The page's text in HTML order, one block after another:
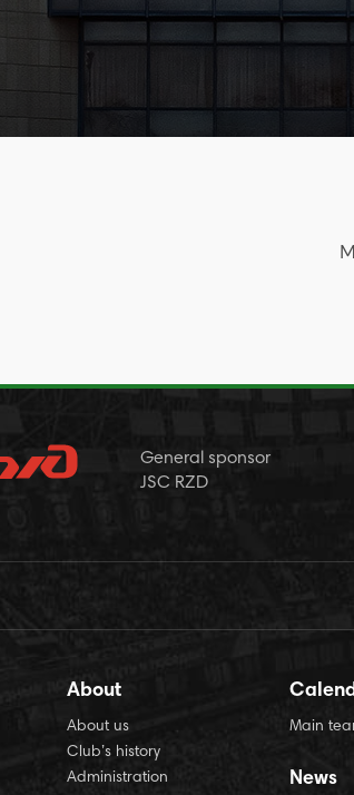
General sponsor
JSC RZD
About
About us
Club’s history
Administration
Main
News